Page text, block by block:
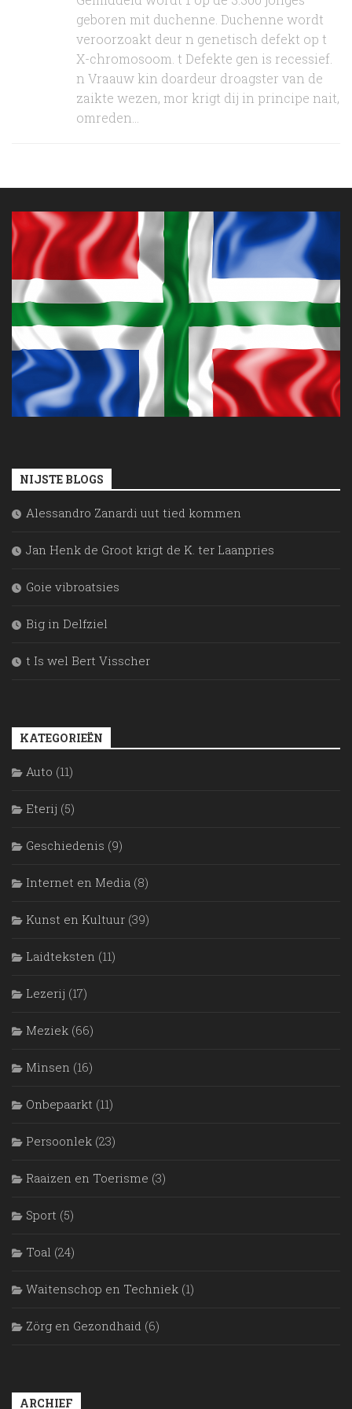
geboren mit duchenne. Duchenne wordt
veroorzoakt deur n genetisch defekt op t
X-chromosoom. t Defekte gen is recessief.
n Vraauw kin doardeur droagster van de
zaikte wezen, mor krigt dij in principe nait,
omreden...
NIJSTE BLOGS
Alessandro Zanardi uut tied kommen
Jan Henk de Groot krigt de K. ter Laanpries
Goie vibroatsies
Big in Delfziel
t Is wel Bert Visscher
KATEGORIEËN
Auto (11)
Eterij (5)
Geschiedenis (9)
Internet en Media (8)
Kunst en Kultuur (39)
Laidteksten (11)
Lezerij (17)
Meziek (66)
Mìnsen (16)
Onbepaarkt (11)
Persoonlek (23)
Raaizen en Toerisme (3)
Sport (5)
Toal (24)
Waitenschop en Techniek (1)
Zörg en Gezondhaid (6)
ARCHIEF